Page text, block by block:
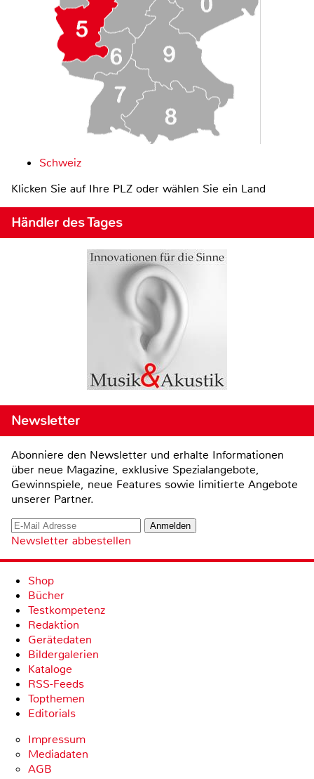
Schweiz
Klicken Sie auf Ihre PLZ oder wählen Sie ein Land
Händler des Tages
Newsletter
Abonniere den Newsletter und erhalte Informationen
über neue Magazine, exklusive Spezialangebote,
Gewinnspiele, neue Features sowie limitierte Angebote
unserer Partner.
Newsletter abbestellen
Shop
Bücher
Testkompetenz
Redaktion
Gerätedaten
Bildergalerien
Kataloge
RSS-Feeds
Topthemen
Editorials
Impressum
Mediadaten
AGB